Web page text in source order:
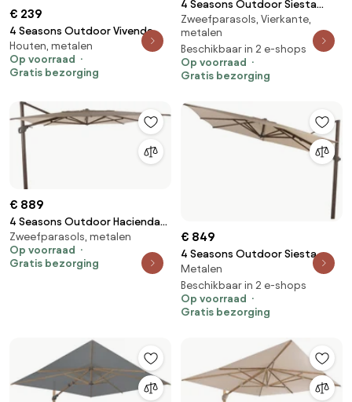
€ 239
4 Seasons Outdoor Vivenda
parasol met Wengé frame en
Beach doek 270 x 270 cm
Parasol beige weerbestendig
Houten, metalen
Op voorraad
Gratis bezorging
4 Seasons Outdoor Siesta
PREMIUM 300 x 300 cm parasol
- zand doek met latte frame
Parasol beige weerbestendig
Zweefparasols, Vierkante,
metalen
Beschikbaar in 2 e-shops
Op voorraad
Gratis bezorging
€ 889
4 Seasons Outdoor Hacienda
parasol met Wengé frame en
Beach doek 300 x 400 cm
Parasol beige weerbestendig
Zweefparasols, metalen
Op voorraad
Gratis bezorging
€ 849
4 Seasons Outdoor Siesta
PREMIUM 300 x 300 cm parasol
Beach, Wegné frame Parasol
beige weerbestendig
Metalen
Beschikbaar in 2 e-shops
Op voorraad
Gratis bezorging